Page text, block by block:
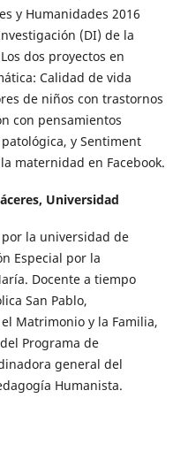
y Humanidades 2016
(DI) de la
dos proyectos en
Calidad de vida
de niños con trastornos
con pensamientos
y Sentiment
maternidad en Facebook.
Universidad
la universidad de
Especial por la
Docente a tiempo
San Pablo,
Matrimonio y la Familia,
Programa de
general del
Humanista.